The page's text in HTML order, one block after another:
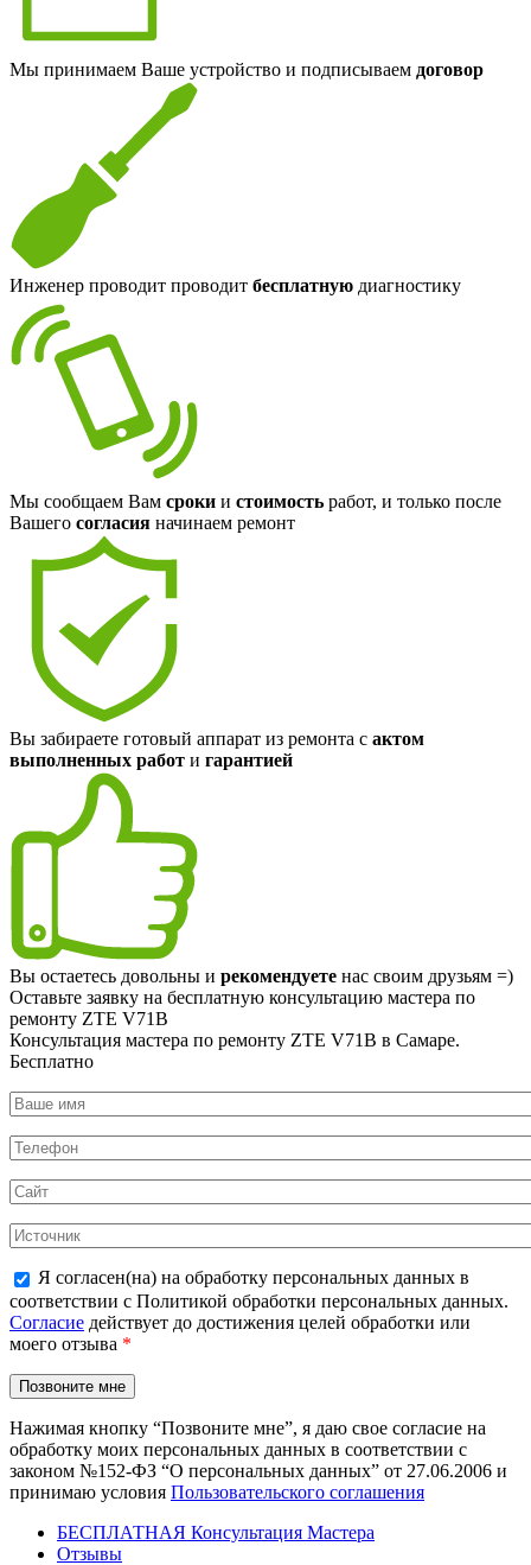
Мы принимаем Ваше устройство и подписываем договор
Инженер проводит проводит бесплатную диагностику
Мы сообщаем Вам сроки и стоимость работ, и только после
Вашего согласия начинаем ремонт
Вы забираете готовый аппарат из ремонта с актом
выполненных работ и гарантией
Вы остаетесь довольны и рекомендуете нас своим друзьям =)
Оставьте заявку на бесплатную консультацию мастера по
ремонту ZTE V71B
Консультация мастера по ремонту ZTE V71B в Самаре.
Бесплатно
Я согласен(на) на обработку персональных данных в
соответствии с Политикой обработки персональных данных.
Согласие действует до достижения целей обработки или
моего отзыва *
Нажимая кнопку “Позвоните мне”, я даю свое согласие на
обработку моих персональных данных в соответствии с
законом №152-ФЗ “О персональных данных” от 27.06.2006 и
принимаю условия Пользовательского соглашения
БЕСПЛАТНАЯ Консультация Мастера
Отзывы